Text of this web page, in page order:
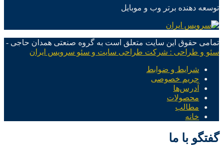
توسعه دهنده برتر وب و موبایل
تمامی حقوق این سایت متعلق است به گروه صنعتی همدان حاجی -
سئو و طراحی : شرکت طراحی سایت و سئو سرویس ایران
شرایط و ضوابط
حریم خصوصی
آدرس‌ها
محصولات
مطالب
خانه
گفتگو با ما